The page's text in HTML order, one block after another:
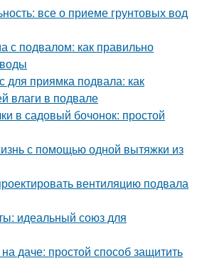
все о приеме грунтовых вод
с подвалом: как правильно
приямка подвала: как
влаги в подвале
в садовый бочонок: простой
с помощью одной вытяжки из
вентиляцию подвала
идеальный союз для
даче: простой способ защитить